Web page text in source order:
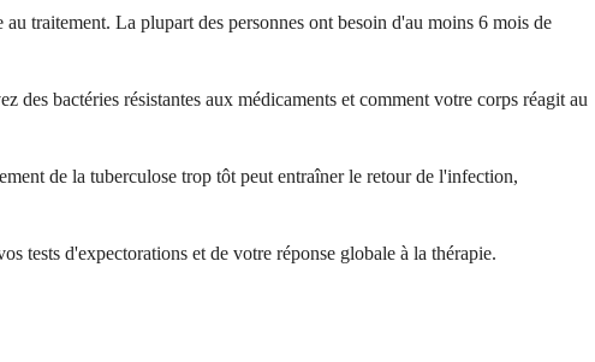
traitement. La plupart des personnes ont besoin d'au moins 6 mois de
bactéries résistantes aux médicaments et comment votre corps réagit au
de la tuberculose trop tôt peut entraîner le retour de l'infection,
tests d'expectorations et de votre réponse globale à la thérapie.